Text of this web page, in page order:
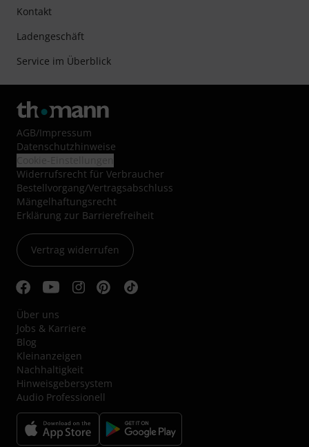
Kontakt
Ladengeschäft
Service im Überblick
AGB/Impressum
Datenschutzhinweise
Widerrufsrecht für Verbraucher
Bestellvorgang/Vertragsabschluss
Mängelhaftungsrecht
Erklärung zur Barrierefreiheit
Vertrag widerrufen
Über uns
Jobs & Karriere
Blog
Kleinanzeigen
Nachhaltigkeit
Hinweisgebersystem
Audio Professionell